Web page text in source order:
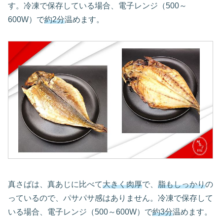
す。冷凍で保存している場合、電子レンジ（500～
600W）で約2分温めます。
真さばは、真あじに比べて大きく肉厚で、 脂もしっかりの
っているので、パサパサ感はありません。冷凍で保存して
いる場合、電子レンジ（500～600W）で約3分温めます。